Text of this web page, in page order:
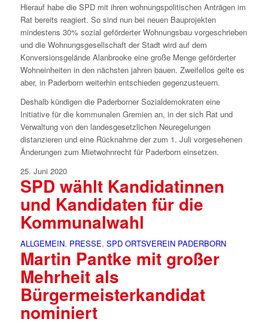
Hierauf habe die SPD mit ihren wohnungspolitischen Anträgen im
Rat bereits reagiert. So sind nun bei neuen Bauprojekten
mindestens 30% sozial geförderter Wohnungsbau vorgeschrieben
und die Wohnungsgesellschaft der Stadt wird auf dem
Konversionsgelände Alanbrooke eine große Menge geförderter
Wohneinheiten in den nächsten jahren bauen. Zweifellos gelte es
aber, in Paderborn weiterhin entschieden gegenzusteuern.
Deshalb kündigen die Paderborner Sozialdemokraten eine
Initiative für die kommunalen Gremien an, in der sich Rat und
Verwaltung von den landesgesetzlichen Neuregelungen
distanzieren und eine Rücknahme der zum 1. Juli vorgesehenen
Änderungen zum Mietwohnrecht für Paderborn einsetzen.
25. Juni 2020
SPD wählt Kandidatinnen
und Kandidaten für die
Kommunalwahl
ALLGEMEIN, PRESSE, SPD ORTSVEREIN PADERBORN
Martin Pantke mit großer
Mehrheit als
Bürgermeisterkandidat
nominiert